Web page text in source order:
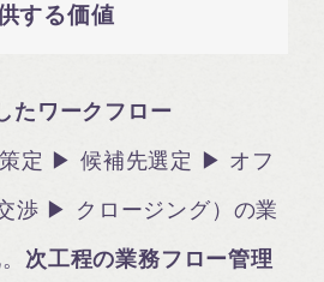
する価値
たワークフロー
定 ▶ 候補先選定 ▶ オフ
渉 ▶ クロージング）の業
次工程の業務フロー管理